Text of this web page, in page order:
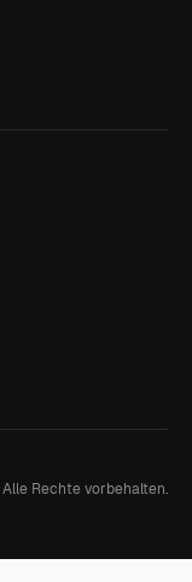
Alle Rechte vorbehalten.